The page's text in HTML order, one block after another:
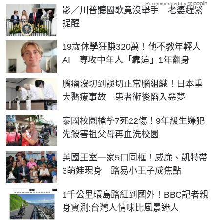
影／川普聽國歌竟沒舉手 老婆趕緊
提醒
19歲休學狂賺320萬！他不教年輕人
AI 專攻中年人「靠這」1年翻身
腦瘤沒切到誤切正常腦組織！日本重
大醫療事故 患者術後陷入惡夢
泰國校園槍擊7死22傷！9年級生嫌犯
先殺害祖父母再血洗校園
英國王室一家5口同框！威廉、凱特帶
3萌娃現身 路易小王子成焦點
1千公里環島路紅到國外！BBC記者親
身實測:台灣人情味比風景迷人
Recommended by